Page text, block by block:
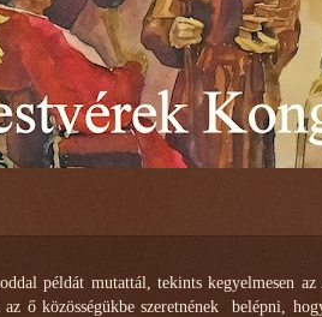
példát mutattál, tekints kegyelmesen az
ő közösségükbe szeretnének belépni,